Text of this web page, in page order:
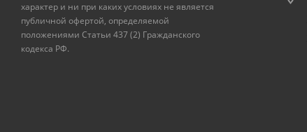
характер и ни при каких условиях не является
публичной офертой, определяемой
положениями Статьи 437 (2) Гражданского
кодекса РФ.